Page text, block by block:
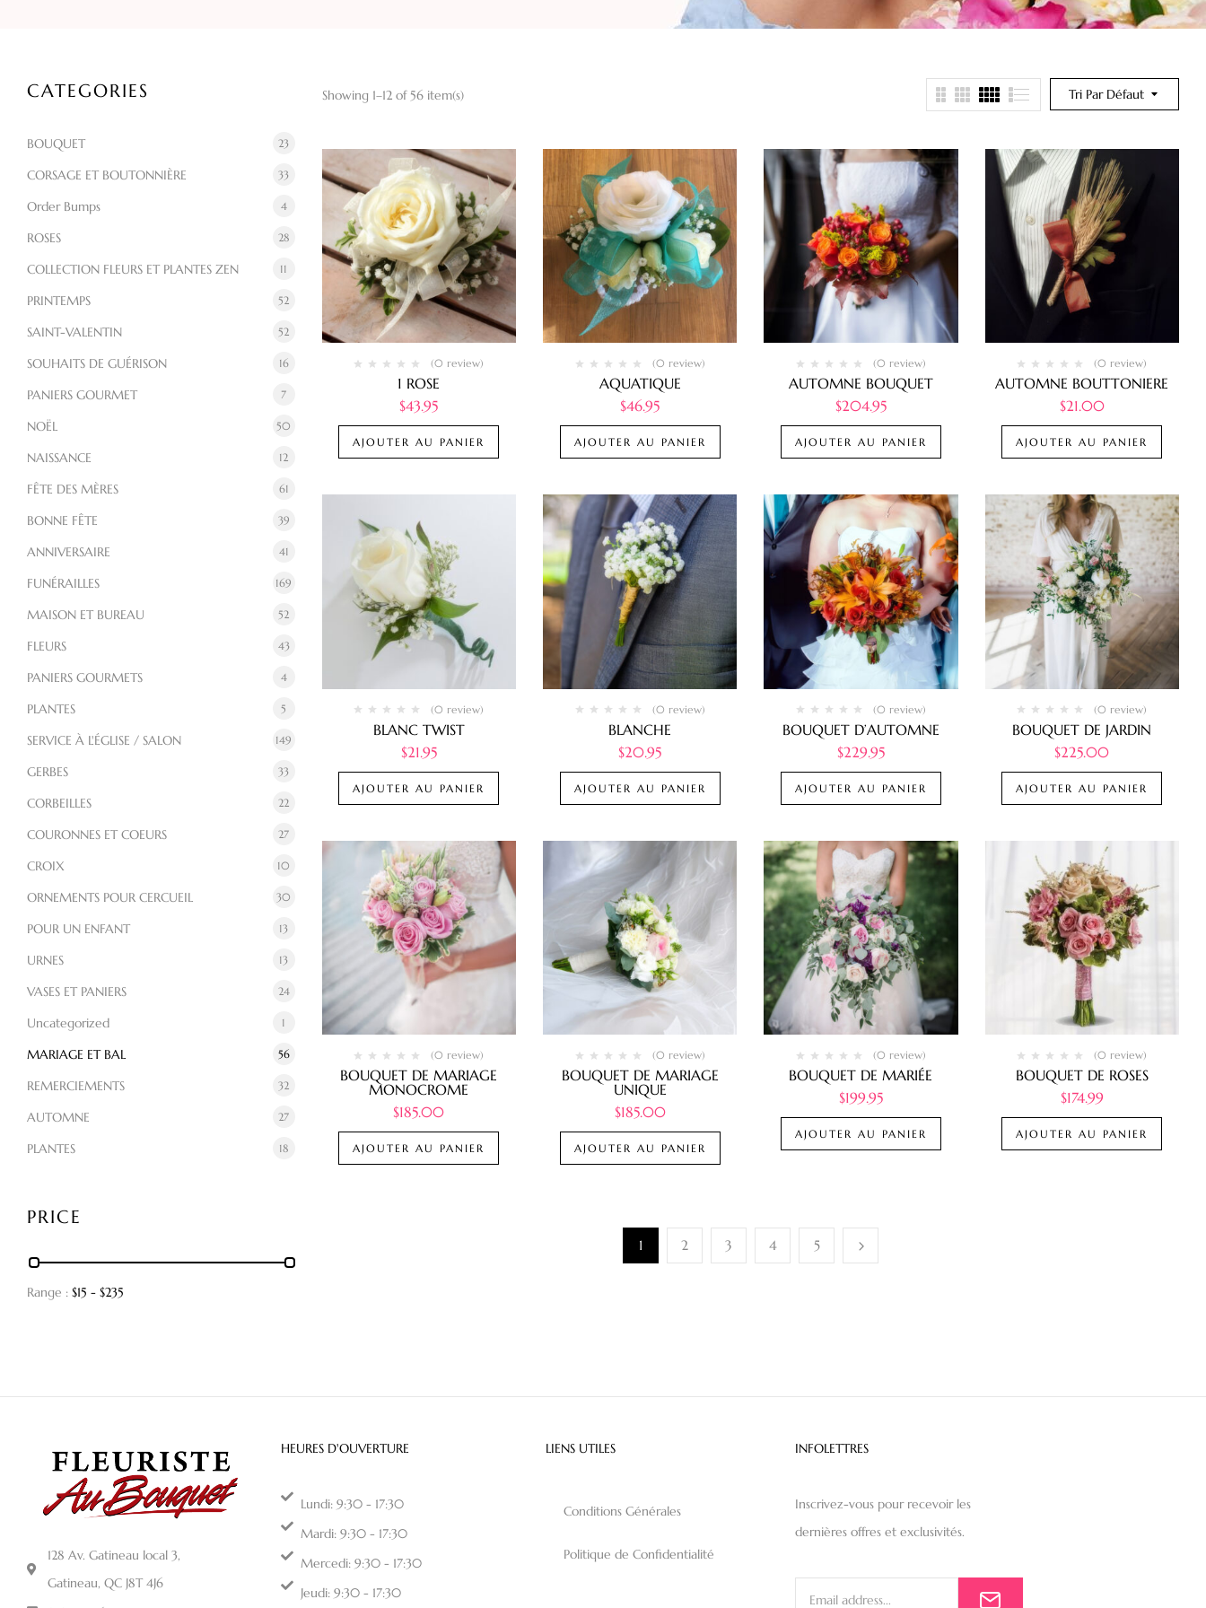
CATEGORIES
BOUQUET 23
CORSAGE ET BOUTONNIÈRE 33
Order Bumps 4
ROSES 28
COLLECTION FLEURS ET PLANTES ZEN 11
PRINTEMPS 52
SAINT-VALENTIN 52
SOUHAITS DE GUÉRISON 16
PANIERS GOURMET 7
NOËL 50
NAISSANCE 12
FÊTE DES MÈRES 61
BONNE FÊTE 39
ANNIVERSAIRE 41
FUNÉRAILLES 169
MAISON ET BUREAU 52
FLEURS 43
PANIERS GOURMETS 4
PLANTES 5
SERVICE À L'ÉGLISE / SALON 149
GERBES 33
CORBEILLES 22
COURONNES ET COEURS 27
CROIX 10
ORNEMENTS POUR CERCUEIL 30
POUR UN ENFANT 13
URNES 13
VASES ET PANIERS 24
Uncategorized 1
MARIAGE ET BAL 56
REMERCIEMENTS 32
AUTOMNE 27
PLANTES 18
PRICE
Range : $15 - $235
Tri Par Défaut
Showing 1–12 of 56 item(s)
(0 review)
1 ROSE
$43.95
AJOUTER AU PANIER
(0 review)
AQUATIQUE
$46.95
AJOUTER AU PANIER
(0 review)
AUTOMNE BOUQUET
$204.95
AJOUTER AU PANIER
(0 review)
AUTOMNE BOUTTONIERE
$21.00
AJOUTER AU PANIER
(0 review)
BLANC TWIST
$21.95
AJOUTER AU PANIER
(0 review)
BLANCHE
$20.95
AJOUTER AU PANIER
(0 review)
BOUQUET D’AUTOMNE
$229.95
AJOUTER AU PANIER
(0 review)
BOUQUET DE JARDIN
$225.00
AJOUTER AU PANIER
(0 review)
BOUQUET DE MARIAGE
MONOCROME
$185.00
AJOUTER AU PANIER
(0 review)
BOUQUET DE MARIAGE
UNIQUE
$185.00
AJOUTER AU PANIER
(0 review)
BOUQUET DE MARIÉE
$199.95
AJOUTER AU PANIER
(0 review)
BOUQUET DE ROSES
$174.99
AJOUTER AU PANIER
1 2 3 4 5
128 Av. Gatineau local 3,
Gatineau, QC J8T 4J6
HEURES D'OUVERTURE
Lundi: 9:30 - 17:30
Mardi: 9:30 - 17:30
Mercedi: 9:30 - 17:30
Jeudi: 9:30 - 17:30
LIENS UTILES
Conditions Générales
Politique de Confidentialité
INFOLETTRES
Inscrivez-vous pour recevoir les
dernières offres et exclusivités.